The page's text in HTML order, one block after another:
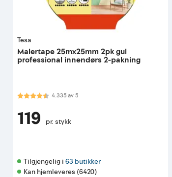
Tesa
Malertape 25mx25mm 2pk gul
professional innendørs 2-pakning
Karakter:4.3 av 5 mulige
4.335av5
119 pr. stykk
Tilgjengelig i 63 butikker
Kan hjemleveres (6420)